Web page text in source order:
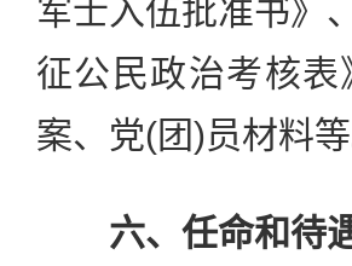
军士入伍批准书》
征公民政治考核
案、党(团)员材料等
六、任命和待